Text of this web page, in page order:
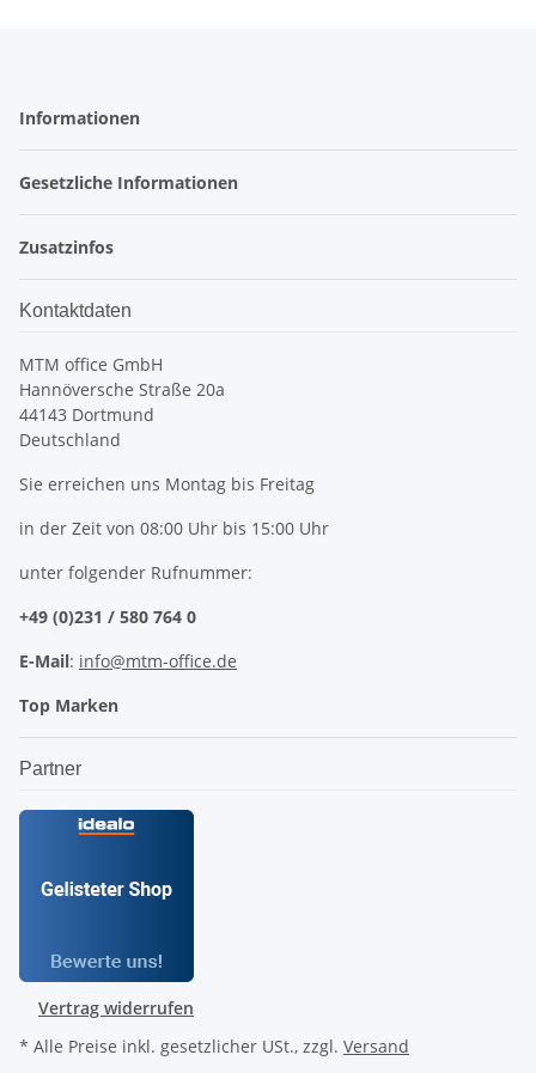
Informationen
Gesetzliche Informationen
Zusatzinfos
Kontaktdaten
MTM office GmbH
Hannöversche Straße 20a
44143 Dortmund
Deutschland
Sie erreichen uns Montag bis Freitag
in der Zeit von 08:00 Uhr bis 15:00 Uhr
unter folgender Rufnummer:
+49 (0)231 / 580 764 0
E-Mail: info@mtm-office.de
Top Marken
Partner
Vertrag widerrufen
* Alle Preise inkl. gesetzlicher USt., zzgl. Versand